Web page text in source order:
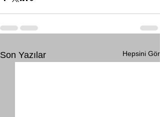
Son Yazılar Hepsini Gör